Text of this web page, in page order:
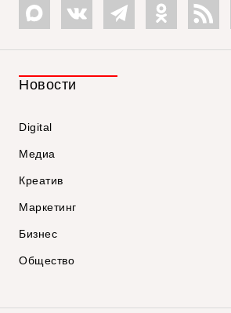
Новости
Digital
Медиа
Креатив
Маркетинг
Бизнес
Общество